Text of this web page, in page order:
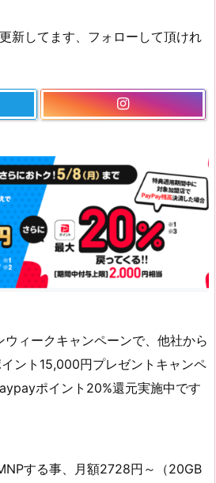
新してます、フォローして頂けれ
ィークキャンペーンで、他社から
ント15,000円プレゼントキャンペ
ポイント20%還元実施中です
する事、月額2728円～（20GB